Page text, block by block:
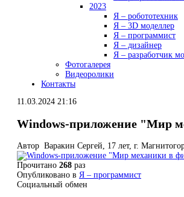
2023
Я – робототехник
Я – 3D моделлер
Я – программист
Я – дизайнер
Я – разработчик
Фотогалерея
Видеоролики
Контакты
11.03.2024 21:16
Windows-приложение "Мир
Автор Варакин Сергей, 17 лет, г.
Прочитано 268 раз
Опубликовано в Я – программист
Социальный обмен